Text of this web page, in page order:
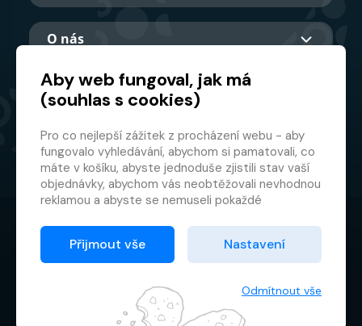
O nás
Hlavní partner
© 2026 GMF Aquapark Prague, a.s.
Ochrana osobních údajů
Smluvní podmínky
Správce cookies souborů
Aby web fungoval, jak má
(souhlas s cookies)
Pro co nejlepší zážitek z procházení webu - aby
fungovalo vyhledávání, abychom si pamatovali, co
máte v košíku, abyste jednoduše zjistili stav vaší
objednávky, abychom vás neobtěžovali nevhodnou
reklamou a abyste se nemuseli pokaždé
Proto od vás potřebujeme souhlas se
zpracováním souborů cookies
Děkujeme, že nám ho dáte a pomůžete nám tak
Přijmout vše Nastavení
Odmítnout vše